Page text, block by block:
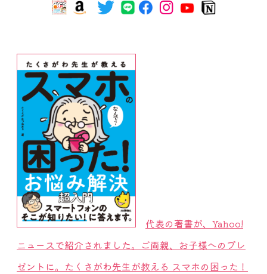
代表の著書が、Yahoo!
ニュースで紹介されました。ご両親、お子様へのプレ
ゼントに。たくさがわ先生が教える スマホの困った！